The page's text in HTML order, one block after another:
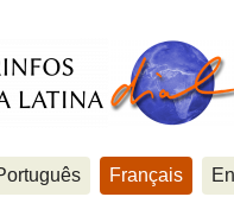
Français